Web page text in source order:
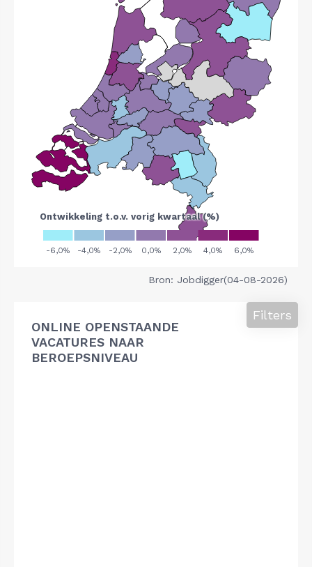
Bron: Jobdigger(04-08-2026)
ONLINE OPENSTAANDE
VACATURES NAAR
BEROEPSNIVEAU
Filters